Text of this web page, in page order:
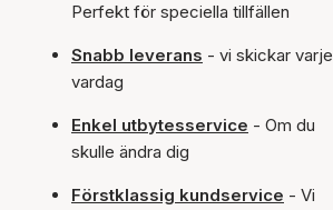
Perfekt för speciella tillfällen
Snabb leverans - vi skickar varje
vardag
Enkel utbytesservice - Om du
skulle ändra dig
Förstklassig kundservice - Vi